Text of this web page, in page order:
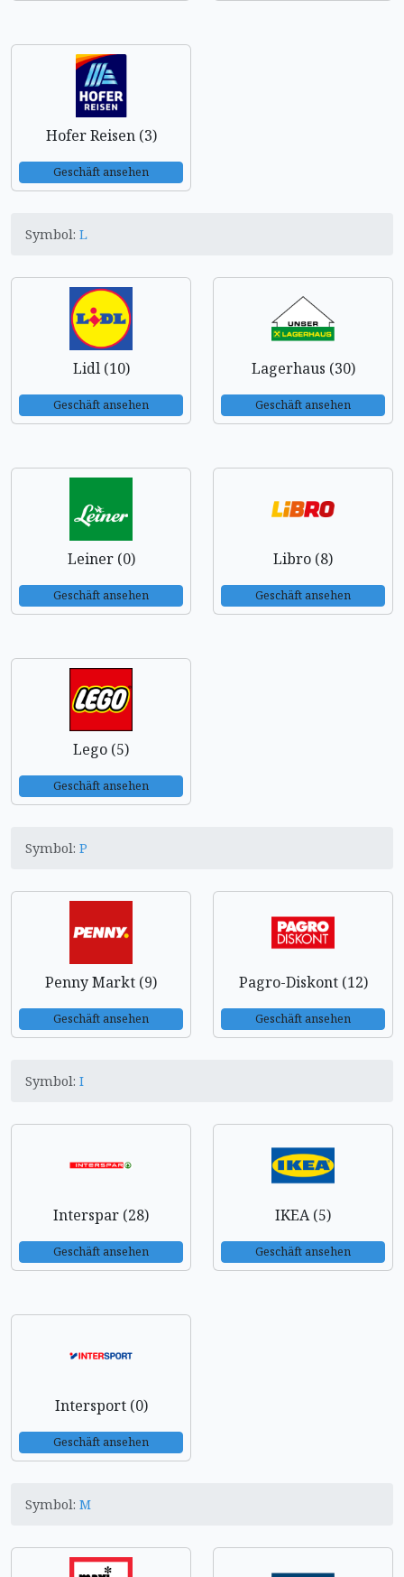
Hofer Reisen (3)
Geschäft ansehen
Symbol: L
Lidl (10)
Geschäft ansehen
Lagerhaus (30)
Geschäft ansehen
Leiner (0)
Geschäft ansehen
Libro (8)
Geschäft ansehen
Lego (5)
Geschäft ansehen
Symbol: P
Penny Markt (9)
Geschäft ansehen
Pagro-Diskont (12)
Geschäft ansehen
Symbol: I
Interspar (28)
Geschäft ansehen
IKEA (5)
Geschäft ansehen
Intersport (0)
Geschäft ansehen
Symbol: M